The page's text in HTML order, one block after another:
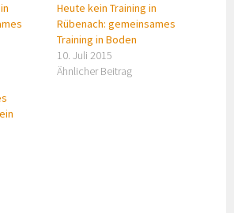
Heute kein Training in
Rübenach: gemeinsames
Training in Boden
10. Juli 2015
Ähnlicher Beitrag